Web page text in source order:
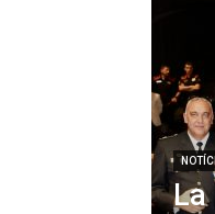
La